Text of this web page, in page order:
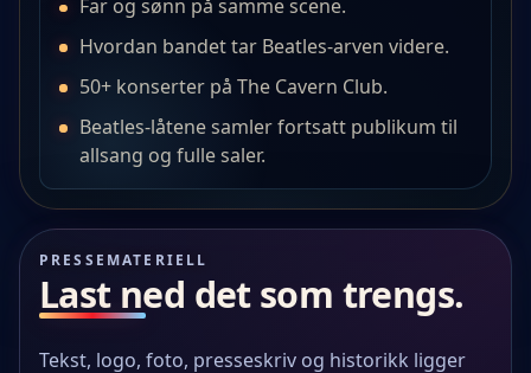
Far og sønn på samme scene.
Hvordan bandet tar Beatles-arven videre.
50+ konserter på The Cavern Club.
Beatles-låtene samler fortsatt publikum til
allsang og fulle saler.
PRESSEMATERIELL
Last ned det som trengs.
Tekst, logo, foto, presseskriv og historikk ligger